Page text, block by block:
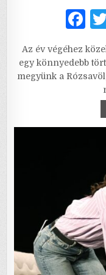
F
c
e
b
Az év végéhez
egy könnyedebb
megyünk a